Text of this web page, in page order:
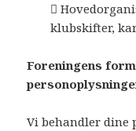

klubskifter,
Foreningens
Vi behandler dine